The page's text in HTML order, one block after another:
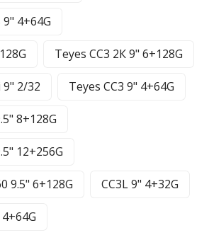
9" 4+64G
Teyes CC3 2К 9" 6+128G
9" 2/32 Teyes CC3 9" 4+64G
8+128G
12+256G
9.5" 6+128G CC3L 9" 4+32G